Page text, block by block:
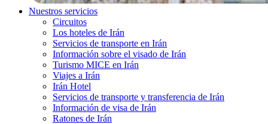
Nuestros servicios
Circuitos
Los hoteles de Irán
Servicios de transporte en Irán
Información sobre el visado de Irán
Turismo MICE en Irán
Viajes a Irán
Irán Hotel
Servicios de transporte y transferencia de Irán
Información de visa de Irán
Ratones de Irán